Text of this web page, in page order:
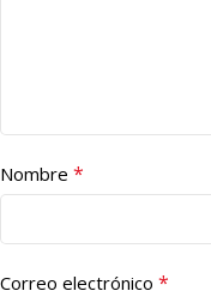
Nombre *
Correo electrónico *